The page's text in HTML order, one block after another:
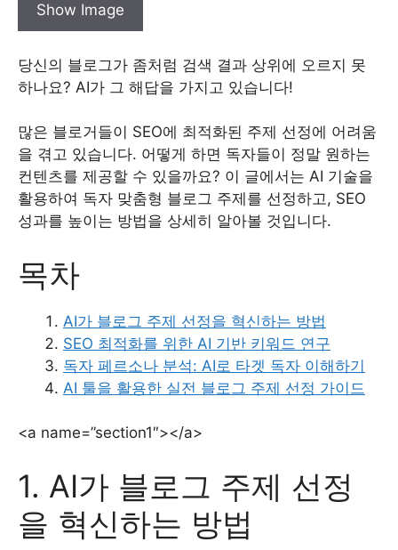
Show Image
당신의 블로그가 좀처럼 검색 결과 상위에 오르지 못
하나요? AI가 그 해답을 가지고 있습니다!
많은 블로거들이 SEO에 최적화된 주제 선정에 어려움
을 겪고 있습니다. 어떻게 하면 독자들이 정말 원하는
컨텐츠를 제공할 수 있을까요? 이 글에서는 AI 기술을
활용하여 독자 맞춤형 블로그 주제를 선정하고, SEO
성과를 높이는 방법을 상세히 알아볼 것입니다.
목차
AI가 블로그 주제 선정을 혁신하는 방법
SEO 최적화를 위한 AI 기반 키워드 연구
독자 페르소나 분석: AI로 타겟 독자 이해하기
AI 툴을 활용한 실전 블로그 주제 선정 가이드
<a name=”section1″></a>
1. AI가 블로그 주제 선정
을 혁신하는 방법